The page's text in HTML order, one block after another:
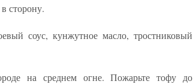
сторону.
соус, кунжутное масло, тростниковый
на среднем огне. Пожарьте тофу до